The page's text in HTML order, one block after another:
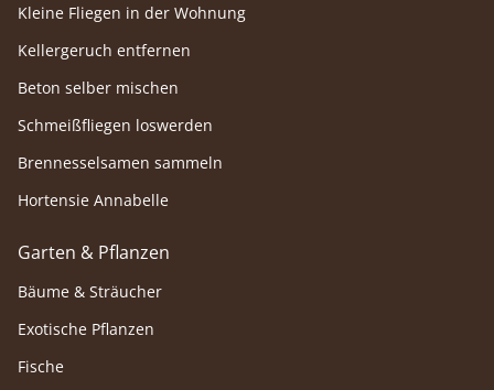
Kleine Fliegen in der Wohnung
Kellergeruch entfernen
Beton selber mischen
Schmeißfliegen loswerden
Brennesselsamen sammeln
Hortensie Annabelle
Garten & Pflanzen
Bäume & Sträucher
Exotische Pflanzen
Fische